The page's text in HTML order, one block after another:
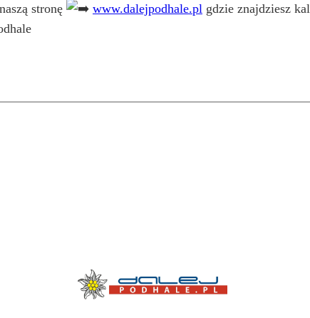
stronę
www.dalejpodhale.pl gdzie znajdziesz